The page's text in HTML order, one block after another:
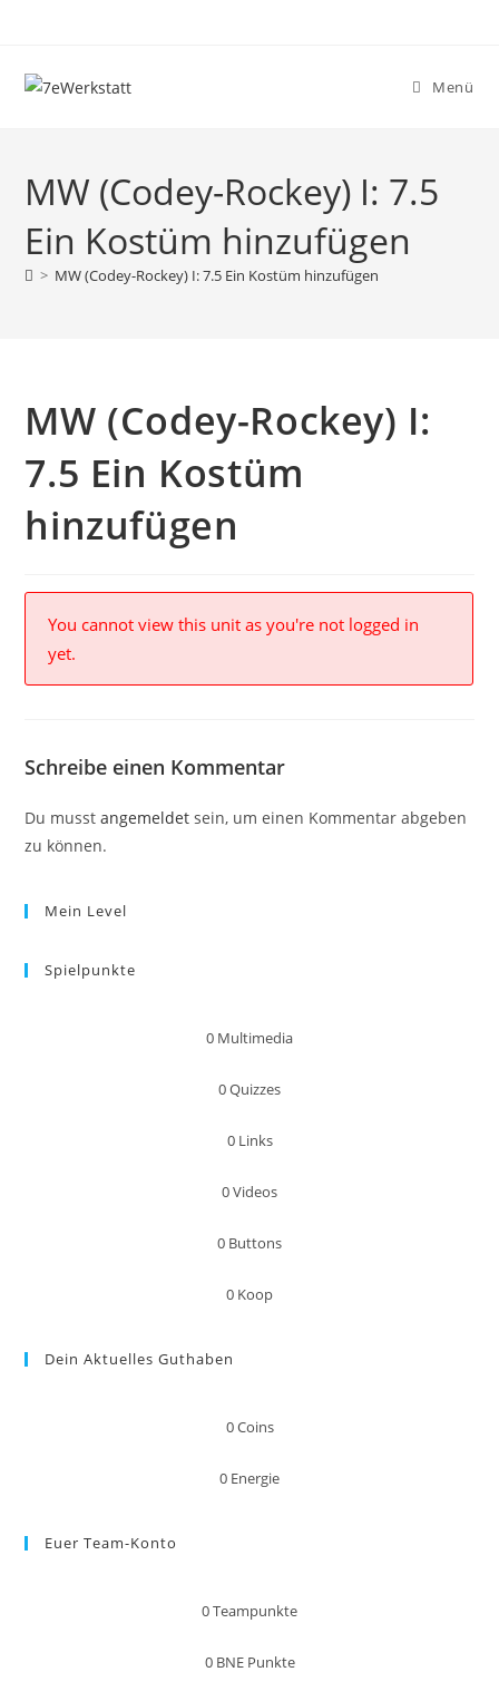
springen
Menü
MW (Codey-Rockey) I: 7.5
Ein Kostüm hinzufügen
> MW (Codey-Rockey) I: 7.5 Ein Kostüm hinzufügen
MW (Codey-Rockey) I:
7.5 Ein Kostüm
hinzufügen
You cannot view this unit as you're not logged in
yet.
Schreibe einen Kommentar
Du musstangemeldet sein, um einen Kommentar abgeben
zu können.
Mein Level
Spielpunkte
0 Multimedia
0Quizzes
0 Links
0Videos
0 Buttons
0 Koop
Dein Aktuelles Guthaben
0Coins
0 Energie
Euer Team-Konto
0Teampunkte
0 BNE Punkte